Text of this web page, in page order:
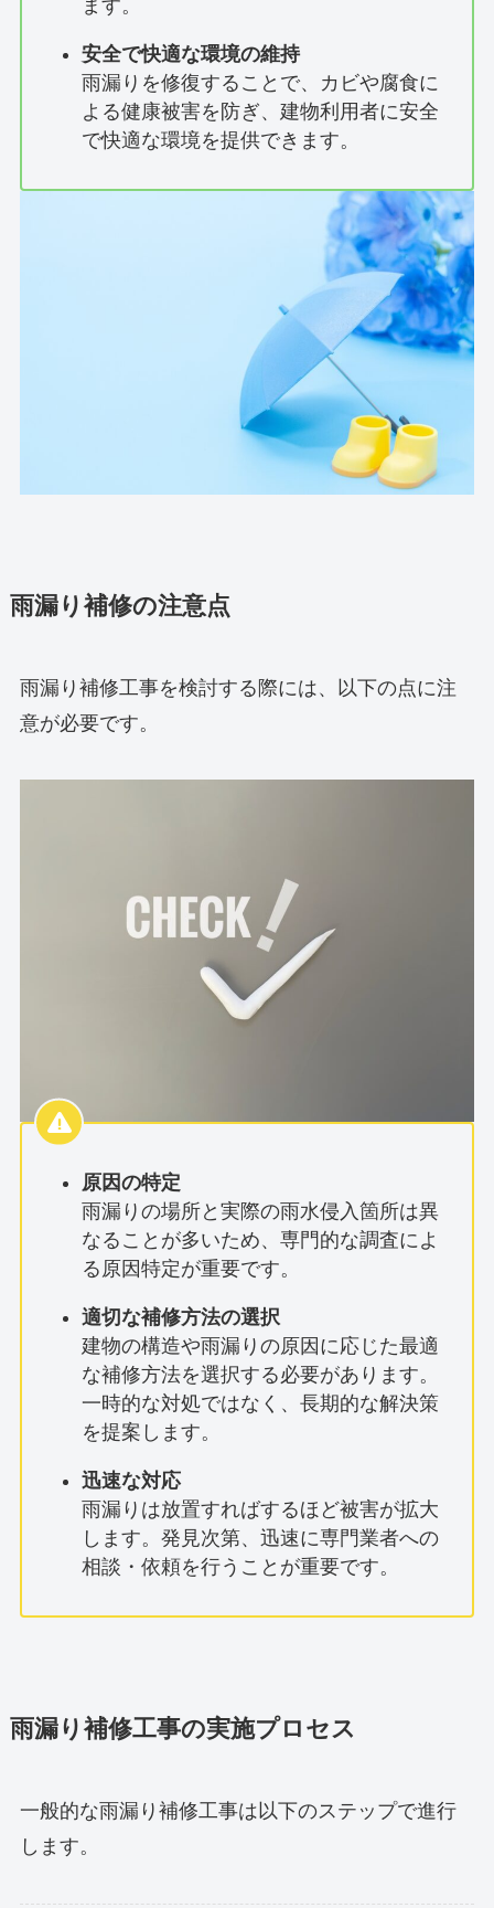
ます。
安全で快適な環境の維持
雨漏りを修復することで、カビや腐食に
よる健康被害を防ぎ、建物利用者に安全
で快適な環境を提供できます。
雨漏り補修の注意点
雨漏り補修工事を検討する際には、以下の点に注
意が必要です。
原因の特定
雨漏りの場所と実際の雨水侵入箇所は異
なることが多いため、専門的な調査によ
る原因特定が重要です。
適切な補修方法の選択
建物の構造や雨漏りの原因に応じた最適
な補修方法を選択する必要があります。
一時的な対処ではなく、長期的な解決策
を提案します。
迅速な対応
雨漏りは放置すればするほど被害が拡大
します。発見次第、迅速に専門業者への
相談・依頼を行うことが重要です。
雨漏り補修工事の実施プロセス
一般的な雨漏り補修工事は以下のステップで進行
します。